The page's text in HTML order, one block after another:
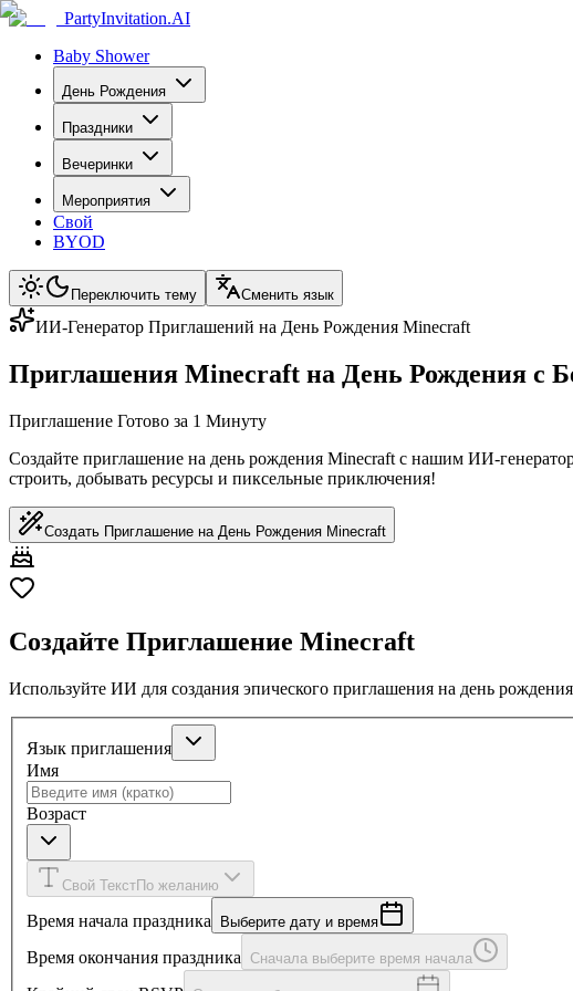
PartyInvitation.AI
Baby Shower
День Рождения
Праздники
Вечеринки
Мероприятия
Свой
BYOD
Переключить тему Сменить язык
ИИ-Генератор Приглашений на День Рождения Minecraft
Приглашения Minecraft на День Рождения с
Приглашение Готово за 1 Минуту
Создайте приглашение на день рождения Minecraft с нашим ИИ-
строить, добывать ресурсы и пиксельные приключения!
Создать Приглашение на День Рождения Minecraft
Создайте Приглашение Minecraft
Используйте ИИ для создания эпического приглашения на день
Язык приглашения
Имя
Возраст
Свой ТекстПо желанию
Время начала праздника Выберите дату и время
Время окончания праздника Сначала выберите время начала